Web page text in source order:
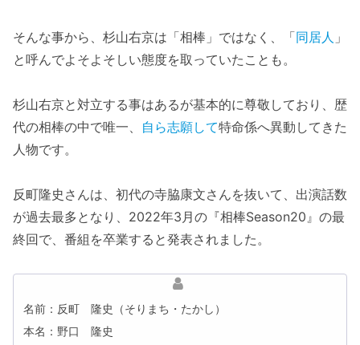
そんな事から、杉山右京は「相棒」ではなく、「同居人 」
と呼んでよそよそしい態度を取っていたことも。
杉山右京と対立する事はあるが基本的に尊敬しており、歴
代の相棒の中で唯一、 自ら志願して特命係へ異動してきた
人物です。
反町隆史さんは、初代の寺脇康文さんを抜いて、出演話数
が過去最多となり、2022年3月の『相棒Season20』の最
終回で、番組を卒業すると発表されました。
名前：反町 隆史（そりまち・たかし）
本名：野口 隆史